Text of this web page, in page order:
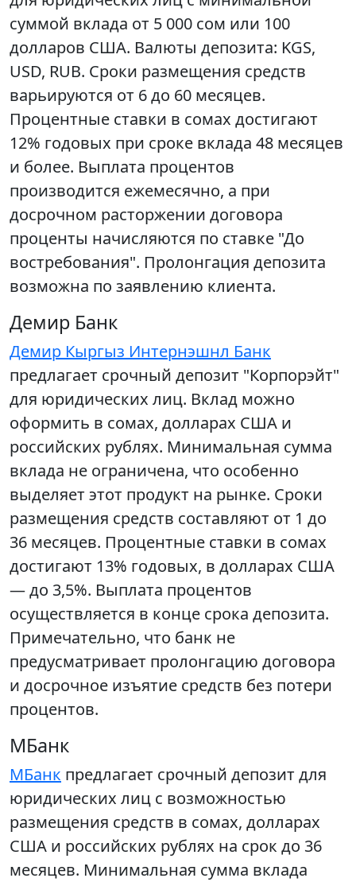
суммой вклада от 5 000 сом или 100
долларов США. Валюты депозита: KGS,
USD, RUB. Сроки размещения средств
варьируются от 6 до 60 месяцев.
Процентные ставки в сомах достигают
12% годовых при сроке вклада 48 месяцев
и более. Выплата процентов
производится ежемесячно, а при
досрочном расторжении договора
проценты начисляются по ставке "До
востребования". Пролонгация депозита
возможна по заявлению клиента.
Демир Банк
Демир Кыргыз Интернэшнл Банк
предлагает срочный депозит "Корпорэйт"
для юридических лиц. Вклад можно
оформить в сомах, долларах США и
российских рублях. Минимальная сумма
вклада не ограничена, что особенно
выделяет этот продукт на рынке. Сроки
размещения средств составляют от 1 до
36 месяцев. Процентные ставки в сомах
достигают 13% годовых, в долларах США
— до 3,5%. Выплата процентов
осуществляется в конце срока депозита.
Примечательно, что банк не
предусматривает пролонгацию договора
и досрочное изъятие средств без потери
процентов.
МБанк
МБанк предлагает срочный депозит для
юридических лиц с возможностью
размещения средств в сомах, долларах
США и российских рублях на срок до 36
месяцев. Минимальная сумма вклада